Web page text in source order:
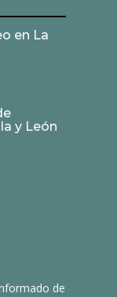
en La
y León
de